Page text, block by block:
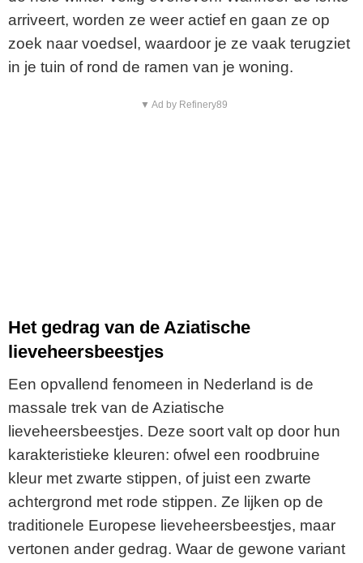
arriveert, worden ze weer actief en gaan ze op
zoek naar voedsel, waardoor je ze vaak terugziet
in je tuin of rond de ramen van je woning.
▼ Ad by Refinery89
Het gedrag van de Aziatische
lieveheersbeestjes
Een opvallend fenomeen in Nederland is de
massale trek van de Aziatische
lieveheersbeestjes. Deze soort valt op door hun
karakteristieke kleuren: ofwel een roodbruine
kleur met zwarte stippen, of juist een zwarte
achtergrond met rode stippen. Ze lijken op de
traditionele Europese lieveheersbeestjes, maar
vertonen ander gedrag. Waar de gewone variant